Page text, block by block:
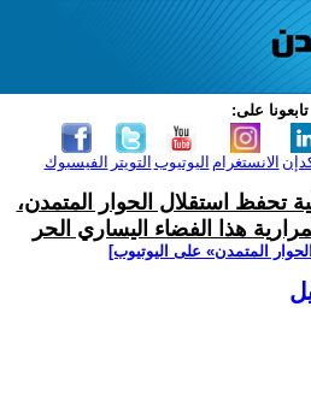
تابعونا على:
الفيسبوك التويتر اليوتيوب الانستغرام
تحفظ استقلال الحوار المتمدن،
هذا الفضاء اليساري الحر
المتمدن» على اليوتيوب]